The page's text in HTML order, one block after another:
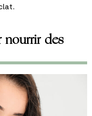
nourrir des